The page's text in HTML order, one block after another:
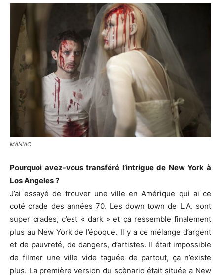
MANIAC
Pourquoi avez-vous transféré l’intrigue de New York à
Los Angeles ?
J’ai essayé de trouver une ville en Amérique qui ai ce
coté crade des années 70. Les down town de L.A. sont
super crades, c’est « dark » et ça ressemble finalement
plus au New York de l’époque. Il y a ce mélange d’argent
et de pauvreté, de dangers, d’artistes. Il était impossible
de filmer une ville vide taguée de partout, ça n’existe
plus. La première version du scènario était située a New